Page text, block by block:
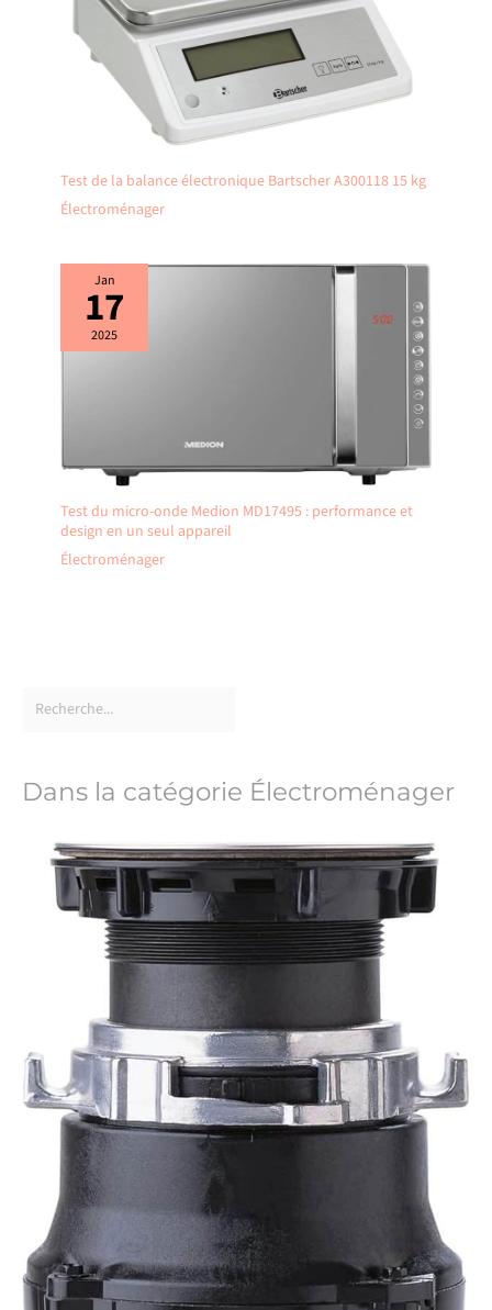
Test de la balance électronique Bartscher A300118 15 kg
Électroménager
Jan
17
2025
Test du micro-onde Medion MD17495 : performance et
design en un seul appareil
Électroménager
Dans la catégorie Électroménager